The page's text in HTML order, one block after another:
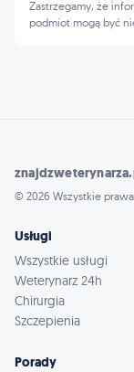
Zastrzegamy, że
podmiot mogą być
© 2026 Wszystkie
Usługi
Wszystkie usługi
Weterynarz 24h
Chirurgia
Szczepienia
Porady